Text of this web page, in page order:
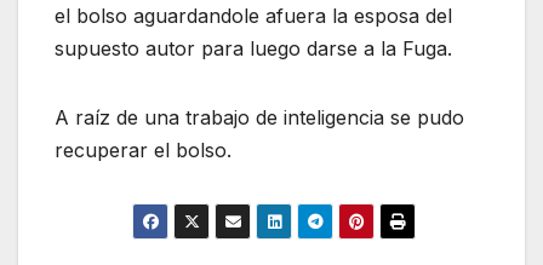
el bolso aguardandole afuera la esposa del
supuesto autor para luego darse a la Fuga.
A raíz de una trabajo de inteligencia se pudo
recuperar el bolso.